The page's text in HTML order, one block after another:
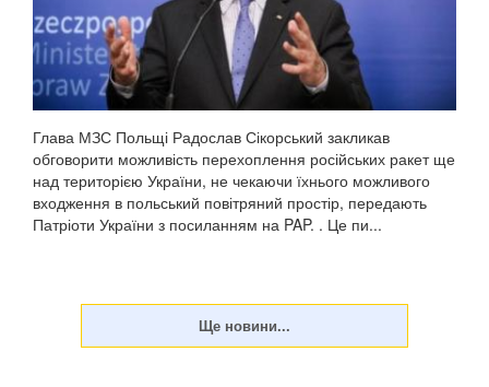
Глава МЗС Польщі Радослав Сікорський закликав
обговорити можливість перехоплення російських ракет ще
над територією України, не чекаючи їхнього можливого
входження в польський повітряний простір, передають
Патріоти України з посиланням на PAP. . Це пи...